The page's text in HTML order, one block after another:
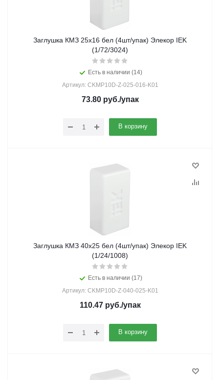
Заглушка КМЗ 25х16 бел (4шт/упак) Элекор IEK
(1/72/3024)
Есть в наличии (14)
Артикул: CKMP10D-Z-025-016-K01
73.80руб./упак
В корзину
Заглушка КМЗ 40х25 бел (4шт/упак) Элекор IEK
(1/24/1008)
Есть в наличии (17)
Артикул: CKMP10D-Z-040-025-K01
110.47руб./упак
В корзину